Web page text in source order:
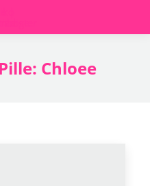
Pille: Chloee